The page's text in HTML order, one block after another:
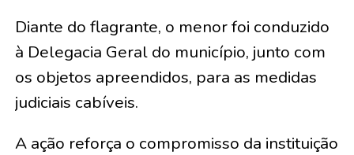
Diante do flagrante, o menor foi conduzido
à Delegacia Geral do município, junto com
os objetos apreendidos, para as medidas
judiciais cabíveis.
A ação reforça o compromisso da instituição